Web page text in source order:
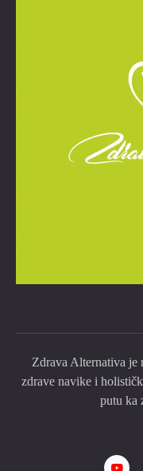
Zdrava Alternativa je
zdrave navike i
putu ka